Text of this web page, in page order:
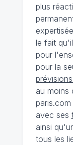
plus
le fait
pour
pour la
au moins
avec ses
ainsi
tous les